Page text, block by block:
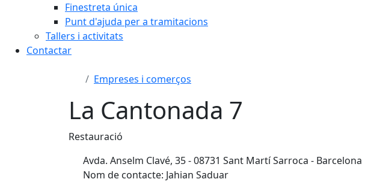
Finestreta única
Punt d'ajuda per a tramitacions
Tallers i activitats
Contactar
Empreses i comerços
La Cantonada 7
Restauració
Avda. Anselm Clavé, 35 - 08731 Sant Martí Sarroca - Barcelona
Nom de contacte: Jahian Saduar